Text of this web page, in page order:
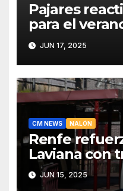
Pajares
para el
programa de
JUN 17, 2025
CM NEWS NALÓN
Renfe
Laviana con
fiables y
recuperar
JUN 15, 2025